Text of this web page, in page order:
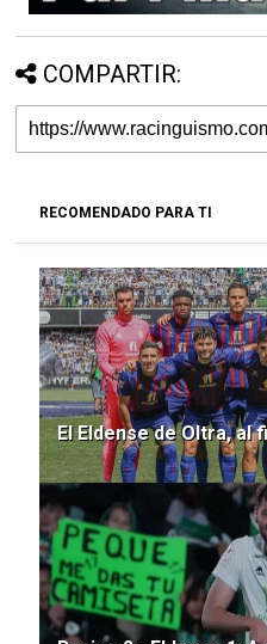
COMPARTIR:
RECOMENDADO PARA TI
El Eldense de Oltra, al